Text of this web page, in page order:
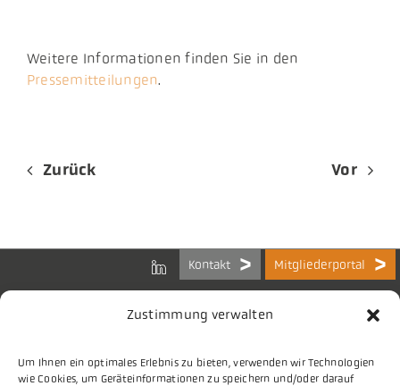
Zustimmung verwalten
Um Ihnen ein optimales Erlebnis zu bieten, verwenden wir Technologien
wie Cookies, um Geräteinformationen zu speichern und/oder darauf
Weitere Informationen finden Sie in den
Pressemitteilungen.
Zurück Vor
Kontakt Mitgliederportal
Bundes-Arbeitsgemeinschaft